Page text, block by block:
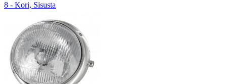
8 - Kori, Sisusta